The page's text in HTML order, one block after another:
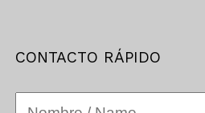
CONTACTO RÁPIDO